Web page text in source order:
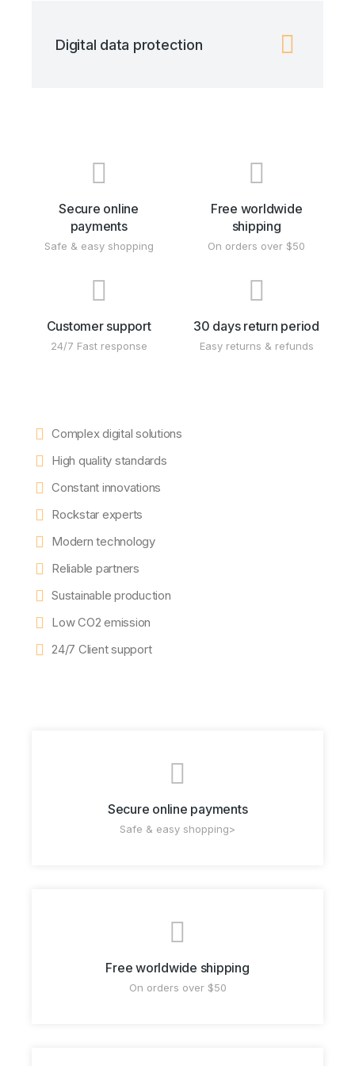
Digital data protection
Secure online
payments
Safe & easy shopping
Free worldwide
shipping
On orders over $50
Customer support
24/7 Fast response
30 days return period
Easy returns & refunds
Complex digital solutions
High quality standards
Constant innovations
Rockstar experts
Modern technology
Reliable partners
Sustainable production
Low CO2 emission
24/7 Client support
Secure online payments
Safe & easy shopping>
Free worldwide shipping
On orders over $50